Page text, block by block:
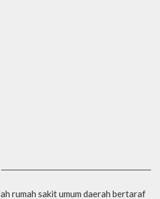
rumah sakit umum daerah bertaraf